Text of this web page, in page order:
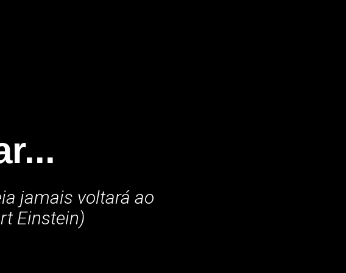
jamais voltará ao
Einstein)